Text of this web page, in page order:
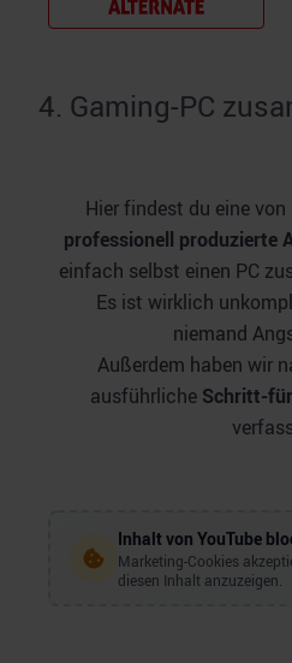
4. Gaming-PC
Hier findest du eine von
professionell produzierte
einfach selbst einen PC
Es ist wirklich
niemand
Außerdem haben wir
ausführliche Schritt-
Inhalt von YouTube
Marketing-Cookies
diesen Inhalt anzuzeigen.